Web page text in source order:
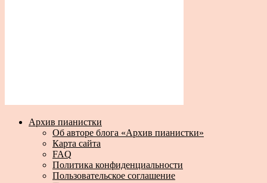
Архив пианистки
Об авторе блога «Архив пианистки»
Карта сайта
FAQ
Политика конфиденциальности
Пользовательское соглашение